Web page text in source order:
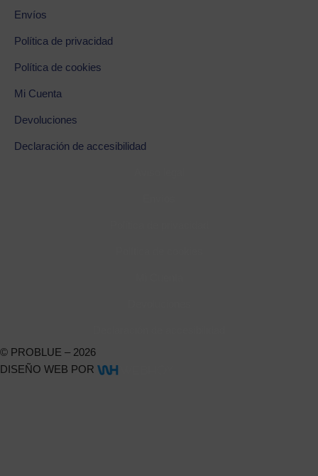
Envíos
Política de privacidad
Política de cookies
Mi Cuenta
Devoluciones
Declaración de accesibilidad
© PROBLUE – 2026
DISEÑO WEB POR